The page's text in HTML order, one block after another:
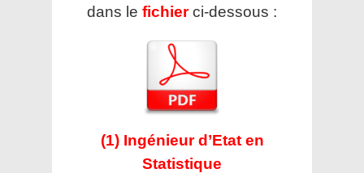
dans le fichier ci-dessous :
(1) Ingénieur d’Etat en
Statistique